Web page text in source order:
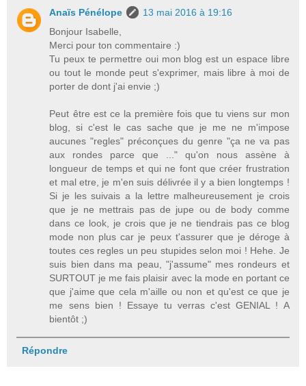
Anaïs Pénélope
13 mai 2016 à 19:16
Bonjour Isabelle,
Merci pour ton commentaire :)
Tu peux te permettre oui mon blog est un espace libre
ou tout le monde peut s'exprimer, mais libre à moi de
porter de dont j'ai envie ;)
Peut être est ce la première fois que tu viens sur mon
blog, si c'est le cas sache que je me ne m'impose
aucunes "regles" préconçues du genre "ça ne va pas
aux rondes parce que ..." qu'on nous assène à
longueur de temps et qui ne font que créer frustration
et mal etre, je m'en suis délivrée il y a bien longtemps !
Si je les suivais a la lettre malheureusement je crois
que je ne mettrais pas de jupe ou de body comme
dans ce look, je crois que je ne tiendrais pas ce blog
mode non plus car je peux t'assurer que je déroge à
toutes ces regles un peu stupides selon moi ! Hehe. Je
suis bien dans ma peau, "j'assume" mes rondeurs et
SURTOUT je me fais plaisir avec la mode en portant ce
que j'aime que cela m'aille ou non et qu'est ce que je
me sens bien ! Essaye tu verras c'est GENIAL ! A
bientôt ;)
Répondre